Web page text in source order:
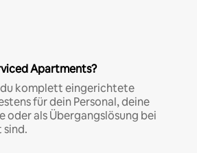
Apartments?
komplett eingerichtete
für dein Personal, deine
als Übergangslösung bei
sind.